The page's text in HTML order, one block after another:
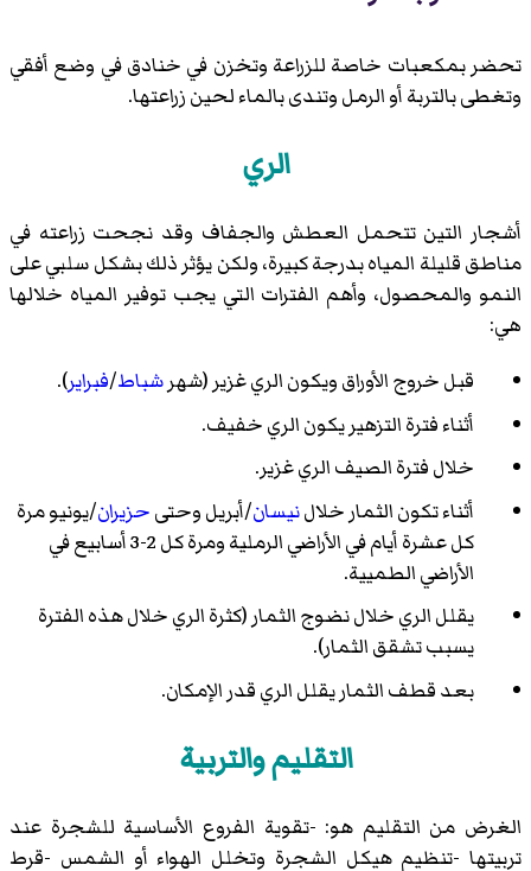
تحضر بمكعبات خاصة للزراعة وتخزن في خنادق في وضع أفقي
وتغطى بالتربة أو الرمل وتندى بالماء لحين زراعتها.
الري
أشجار التين تتحمل العطش والجفاف وقد نجحت زراعته في
مناطق قليلة المياه بدرجة كبيرة، ولكن يؤثر ذلك بشكل سلبي على
النمو والمحصول، وأهم الفترات التي يجب توفير المياه خلالها
هي:
قبل خروج الأوراق ويكون الري غزير (شهرشباط/فبراير).
أثناء فترة التزهير يكون الري خفيف.
خلال فترة الصيف الري غزير.
أثناء تكون الثمار خلالنيسان/أبريل وحتىحزيران/يونيو مرة
كل عشرة أيام في الأراضي الرملية ومرة كل 2-3 أسابيع في
الأراضي الطميية.
يقلل الري خلال نضوج الثمار (كثرة الري خلال هذه الفترة
يسبب تشقق الثمار).
بعد قطف الثمار يقلل الري قدر الإمكان.
التقليم والتربية
الغرض من التقليم هو: -تقوية الفروع الأساسية للشجرة عند
تربيتها -تنظيم هيكل الشجرة وتخلل الهواء أو الشمس -قرط